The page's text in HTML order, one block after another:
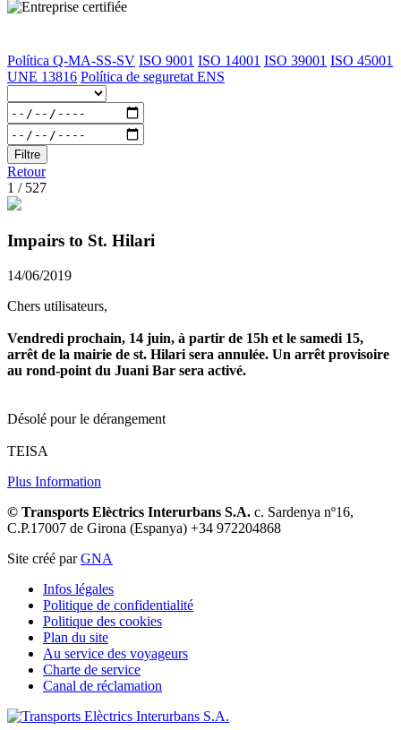
Política Q-MA-SS-SV ISO 9001 ISO 14001 ISO 39001 ISO 45001
UNE 13816 Política de seguretat ENS
Filtre
Retour
1 / 527
Impairs to St. Hilari
14/06/2019
Chers utilisateurs,
Vendredi prochain, 14 juin, à partir de 15h et le samedi 15,
arrêt de la mairie de st. Hilari sera annulée. Un arrêt provisoire
au rond-point du Juani Bar sera activé.
Désolé pour le dérangement
TEISA
Plus Information
© Transports Elèctrics Interurbans S.A. c. Sardenya nº16,
C.P.17007 de Girona (Espanya) +34 972204868
Site créé parGNA
Infos légales
Politique de confidentialité
Politique des cookies
Plan du site
Au service des voyageurs
Charte de service
Canal de réclamation